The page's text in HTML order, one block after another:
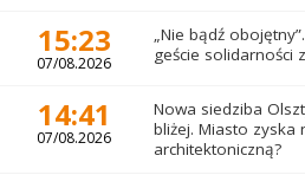
15:23
07/08.2026
„Nie bądź
geście solidarności
14:41
07/08.2026
Nowa siedziba
bliżej. Miasto zyska
architektoniczną?